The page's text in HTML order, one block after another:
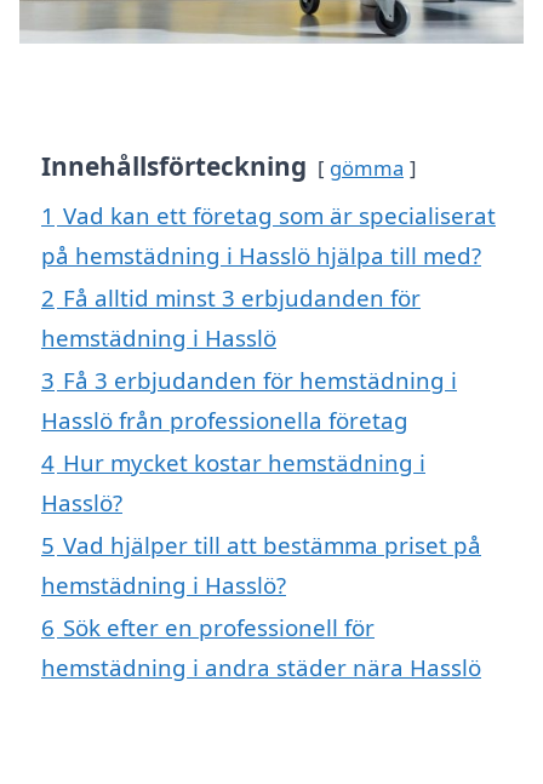
Innehållsförteckning gömma
1 Vad kan ett företag som är specialiserat
på hemstädning i Hasslö hjälpa till med?
2 Få alltid minst 3 erbjudanden för
hemstädning i Hasslö
3 Få 3 erbjudanden för hemstädning i
Hasslö från professionella företag
4 Hur mycket kostar hemstädning i
Hasslö?
5 Vad hjälper till att bestämma priset på
hemstädning i Hasslö?
6 Sök efter en professionell för
hemstädning i andra städer nära Hasslö